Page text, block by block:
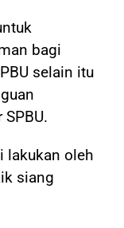
bagi
selain itu
lakukan oleh
siang